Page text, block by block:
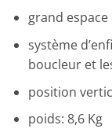
grand
système
boucleur et
position
poids: 8,6 Kg